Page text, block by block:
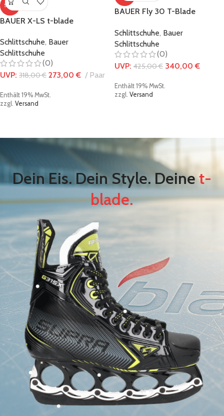
SALE
BAUER X-LS t-blade
Schlittschuhe, Bauer
Schlittschuhe
(0)
UVP: 318,00€ 273,00€ Paar
Enthält 19% MwSt.
zzgl. Versand
BAUER Fly 30 T-Blade
EU 48.0
Schlittschuhe, Bauer
Schlittschuhe
(0)
UVP: 425,00€ 340,00€
Enthält 19% MwSt.
zzgl. Versand
Dein Eis. Dein Style. Deinet-
blade.